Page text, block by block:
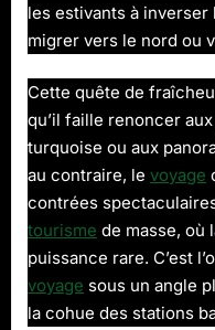
les estivants à
migrer vers le nord ou
Cette quête de
qu’il faille renoncer
turquoise ou aux
au contraire, le voyage
contrées
tourisme de masse, où
puissance rare. C’est
voyage sous un angle
la cohue des stations